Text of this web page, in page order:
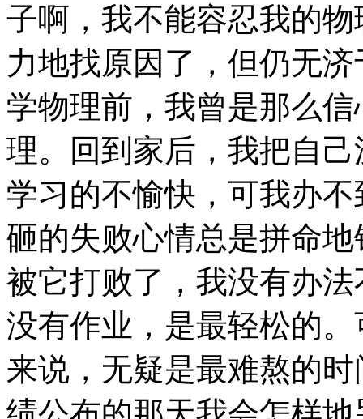
子啊，我不能容忍我的
力地找原因了，但仍无
学物理前，我曾是那么
理。回到家后，我把自
学习的不愉快，可我办
砸的失败心情总是拼命
被它打败了，我没有办
没有作业，是最轻松的
来说，无疑是最难熬的